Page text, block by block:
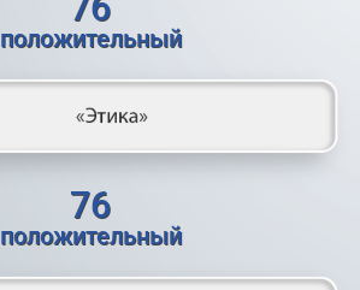
положительный
76
положительный